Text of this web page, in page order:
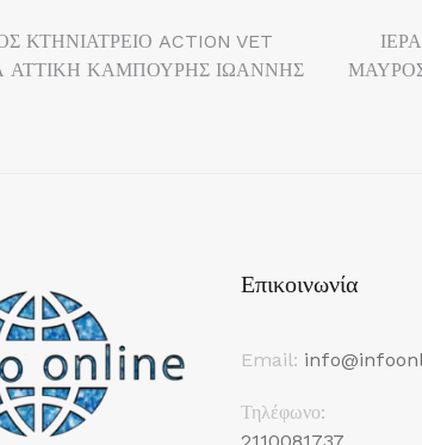
ΚΤΗΝΙΑΤΡΕΙΟ ACTION VET
ΑΤΤΙΚΗ ΚΑΜΠΟΥΡΗΣ ΙΩΑΝΝΗΣ
Επικοινωνία
Email:
Τηλέφωνο: